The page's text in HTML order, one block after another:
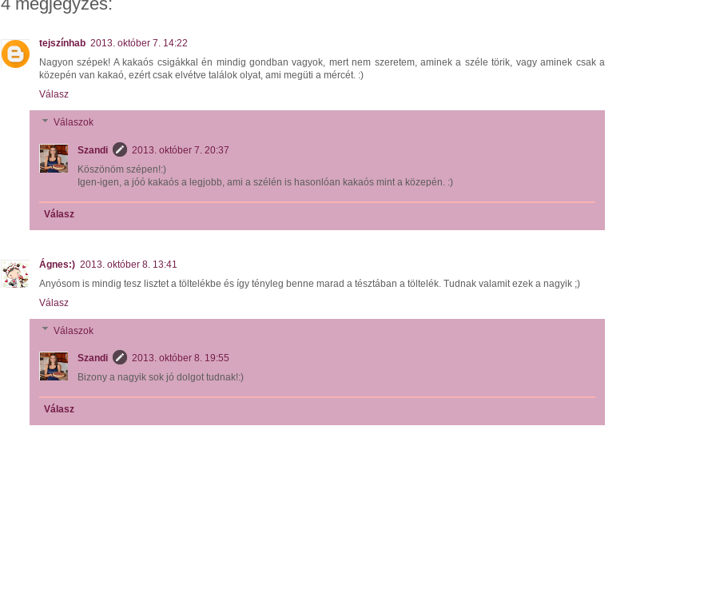
tejszínhab 2013. október 7. 14:22
Nagyon szépek! A kakaós csigákkal én mindig gondban vagyok, mert nem szeretem, aminek a széle törik, vagy aminek csak a
közepén van kakaó, ezért csak elvétve találok olyat, ami megüti a mércét. :)
Válasz
Válaszok
Szandi
2013. október 7. 20:37
Köszönöm szépen!:)
Igen-igen, a jóó kakaós a legjobb, ami a szélén is hasonlóan kakaós mint a közepén. :)
Válasz
Ágnes:) 2013. október 8. 13:41
Anyósom is mindig tesz lisztet a töltelékbe és így tényleg benne marad a tésztában a töltelék. Tudnak valamit ezek a nagyik ;)
Válasz
Válaszok
Szandi
2013. október 8. 19:55
Bizony a nagyik sok jó dolgot tudnak!:)
Válasz